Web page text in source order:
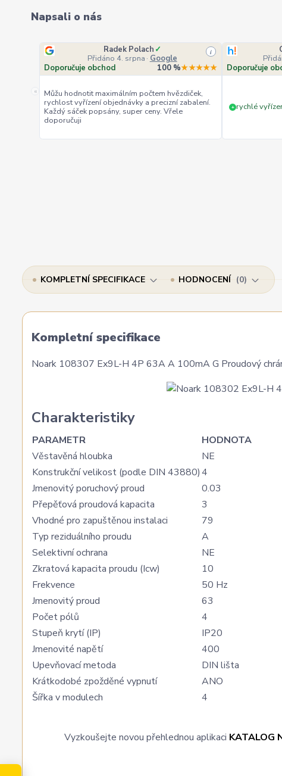
Napsali o nás
«
Radek Polach ✓
Přidáno 4. srpna · Google
i
Doporučuje obchod 100 %★★★★★
Můžu hodnotit maximálním počtem hvězdiček,
rychlost vyřízení objednávky a precizní zabalení.
Každý sáček popsány, super ceny. Vřele
doporučuji
Doporučuje
+ rychlé
KOMPLETNÍ SPECIFIKACE HODNOCENÍ 0
Kompletní specifikace
Noark 108307 Ex9L-H 4P 63A A 100mA G Proudový
Charakteristiky
PARAMETR
HODNOTA
Věstavěná hloubka
NE
Konstrukční velikost (podle DIN 43880)4
Jmenovitý poruchový proud
0.03
Přepěťová proudová kapacita
3
Vhodné pro zapuštěnou instalaci
79
Typ reziduálního proudu
A
Selektivní ochrana
NE
Zkratová kapacita proudu (Icw)
10
Frekvence
50 Hz
Jmenovitý proud
63
Počet pólů
4
Stupeň krytí (IP)
IP20
Jmenovité napětí
400
Upevňovací metoda
DIN lišta
Krátkodobé zpožděné vypnutí
ANO
Šířka v modulech
4
Vyzkoušejte novou přehlednou aplikaci KATALOG